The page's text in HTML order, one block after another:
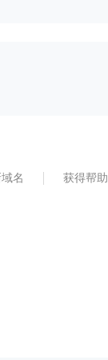
名 获得帮助